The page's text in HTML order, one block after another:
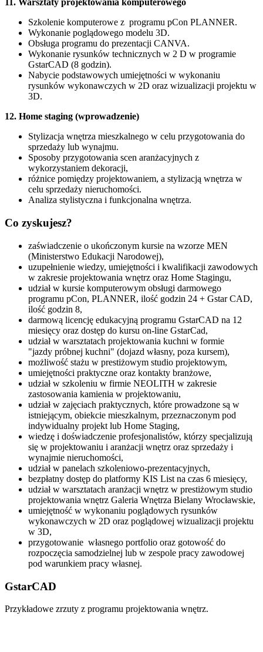
11. Warsztaty projektowania komputerowego
Szkolenie komputerowe z programu pCon PLANNER.
Wykonanie poglądowego modelu 3D.
Obsługa programu do prezentacji CANVA.
Wykonanie rysunków technicznych w 2 D w programie
GstarCAD (8 godzin).
Nabycie podstawowych umiejętności w wykonaniu
rysunków wykonawczych w 2D oraz wizualizacji projektu w
3D.
12. Home staging (wprowadzenie)
Stylizacja wnętrza mieszkalnego w celu przygotowania do
sprzedaży lub wynajmu.
Sposoby przygotowania scen aranżacyjnych z
wykorzystaniem dekoracji,
różnice pomiędzy projektowaniem, a stylizacją wnętrza w
celu sprzedaży nieruchomości.
Analiza stylistyczna i funkcjonalna wnętrza.
Co zyskujesz?
zaświadczenie o ukończonym kursie na wzorze MEN
(Ministerstwo Edukacji Narodowej),
uzupełnienie wiedzy, umiejętności i kwalifikacji zawodowych
w zakresie projektowania wnętrz oraz Home Stagingu,
udział w kursie komputerowym obsługi darmowego
programu pCon, PLANNER, ilość godzin 24 + Gstar CAD,
ilość godzin 8,
darmową licencję edukacyjną programu GstarCAD na 12
miesięcy oraz dostęp do kursu on-line GstarCad,
udział w warsztatach projektowania kuchni w formie
"jazdy próbnej kuchni" (dojazd własny, poza kursem),
możliwość stażu w prestiżowym studio projektowym,
umiejętności praktyczne oraz kontakty branżowe,
udział w szkoleniu w firmie NEOLITH w zakresie
zastosowania kamienia w projektowaniu,
udział w zajęciach praktycznych, które prowadzone są w
istniejącym, obiekcie mieszkalnym, przeznaczonym pod
indywidualny projekt lub Home Staging,
wiedzę i doświadczenie profesjonalistów, którzy specjalizują
się w projektowaniu i aranżacji wnętrz oraz sprzedaży i
wynajmie nieruchomości,
udział w panelach szkoleniowo-prezentacyjnych,
bezpłatny dostęp do platformy KIS List na czas 6 miesięcy,
udział w warsztatach aranżacji wnętrz w prestiżowym studio
projektowania wnętrz Galeria Wnętrza Bielany Wrocławskie,
umiejętność w wykonaniu poglądowych rysunków
wykonawczych w 2D oraz poglądowej wizualizacji projektu
w 3D,
przygotowanie własnego portfolio oraz gotowość do
rozpoczęcia samodzielnej lub w zespole pracy zawodowej
pod warunkiem pracy własnej.
GstarCAD
Przykładowe zrzuty z programu projektowania wnętrz.